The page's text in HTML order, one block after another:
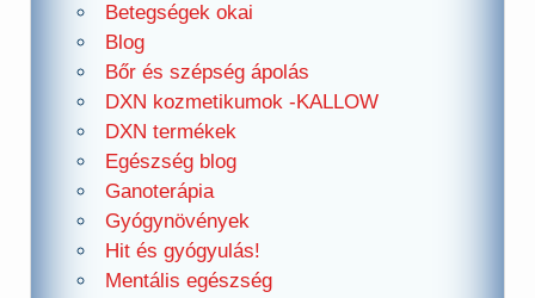
Betegségek okai
Blog
Bőr és szépség ápolás
DXN kozmetikumok -KALLOW
DXN termékek
Egészség blog
Ganoterápia
Gyógynövények
Hit és gyógyulás!
Mentális egészség